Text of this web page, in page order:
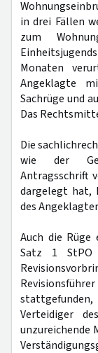
in drei Fällen
zum
Monaten
Angeklagte
Sachrüge und
Das
Die
wie der
Antragsschrift
dargelegt hat,
des
Auch die Rüge
Satz 1
Verteidiger
unzureichende